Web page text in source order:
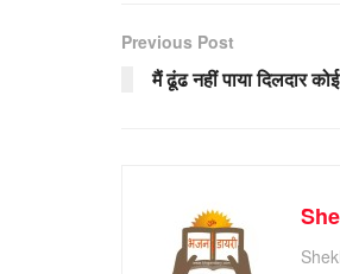
Previous Post
मैं ढूंढ नहीं पाया दिलदार